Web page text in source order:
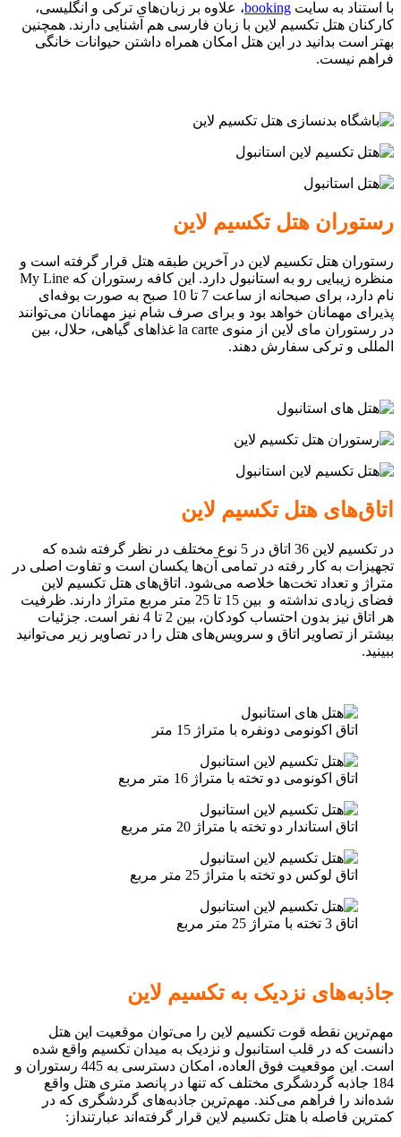
با استناد به سایت booking، علاوه بر زبان‌های ترکی و انگلیسی،
کارکنان هتل تکسیم لاین با زبان فارسی هم آشنایی دارند. همچنین
بهتر است بدانید در این هتل امکان همراه داشتن حیوانات خانگی
فراهم نیست.
رستوران هتل تکسیم لاین
رستوران هتل تکسیم لاین در آخرین طبقه هتل قرار گرفته است و
منظره زیبایی رو به استانبول دارد. این کافه رستوران که My Line
نام دارد، برای صبحانه از ساعت 7 تا 10 صبح به صورت بوفه‌ای
پذیرای مهمانان خواهد بود و برای صرف شام نیز مهمانان می‌توانند
در رستوران مای لاین از منوی la carte غذاهای گیاهی، حلال، بین
المللی و ترکی سفارش دهند.
اتاق‌های هتل تکسیم لاین
در تکسیم لاین 36 اتاق در 5 نوع مختلف در نظر گرفته شده که
تجهیزات به کار رفته در تمامی آن‌ها یکسان است و تفاوت اصلی در
متراژ و تعداد تخت‌ها خلاصه می‌شود. اتاق‌های هتل تکسیم لاین
فضای زیادی نداشته و بین 15 تا 25 متر مربع متراژ دارند. ظرفیت
هر اتاق نیز بدون احتساب کودکان، بین 2 تا 4 نفر است. جزئیات
بیشتر از تصاویر اتاق و سرویس‌های هتل را در تصاویر زیر می‌توانید
ببینید.
اتاق اکونومی دونفره با متراژ 15 متر
اتاق اکونومی دو تخته با متراژ 16 متر مربع
اتاق استاندار دو تخته با متراژ 20 متر مربع
اتاق لوکس دو تخته با متراژ 25 متر مربع
اتاق 3 تخته با متراژ 25 متر مربع
جاذبه‌های نزدیک به تکسیم لاین
مهم‌ترین نقطه قوت تکسیم لاین را می‌توان موقعیت این هتل
دانست که در قلب استانبول و نزدیک به میدان تکسیم واقع شده
است. این موقعیت فوق العاده، امکان دسترسی به 445 رستوران و
184 جاذبه گردشگری مختلف که تنها در پانصد متری هتل واقع
شده‌اند را فراهم می‌کند. مهم‌ترین جاذبه‌های گردشگری که در
کمترین فاصله با هتل تکسیم لاین قرار گرفته‌اند عبارتنداز: